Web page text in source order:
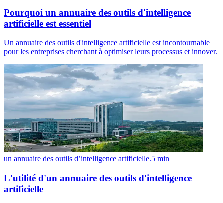
Pourquoi un annuaire des outils d'intelligence
artificielle est essentiel
Un annuaire des outils d'intelligence artificielle est incontournable
pour les entreprises cherchant à optimiser leurs processus et innover.
un annuaire des outils d’intelligence artificielle.5 min
L'utilité d'un annuaire des outils d'intelligence
artificielle